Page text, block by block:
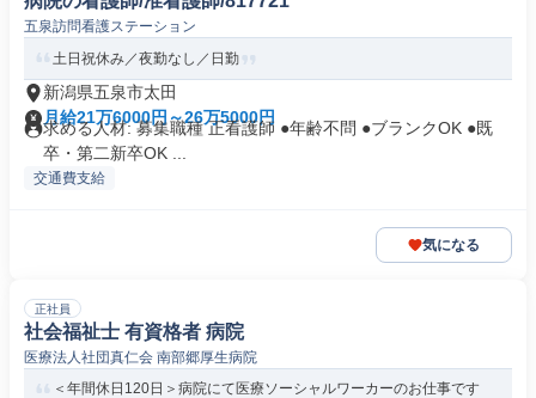
五泉訪問看護ステーション
土日祝休み／夜勤なし／日勤
新潟県五泉市太田
月給21万6000円～26万5000円
求める人材: 募集職種 正看護師 ●年齢不問 ●ブランクOK ●既
卒・第二新卒OK ...
交通費支給
気になる
正社員
社会福祉士 有資格者 病院
医療法人社団真仁会 南部郷厚生病院
＜年間休日120日＞病院にて医療ソーシャルワーカーのお仕事です